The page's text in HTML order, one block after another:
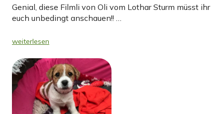
Genial, diese Filmli von Oli vom Lothar Sturm müsst ihr
euch unbedingt anschauen!! …
weiterlesen